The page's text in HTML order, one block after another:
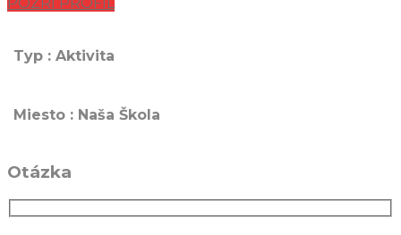
Typ : Aktivita
Miesto : Naša Škola
Otázka